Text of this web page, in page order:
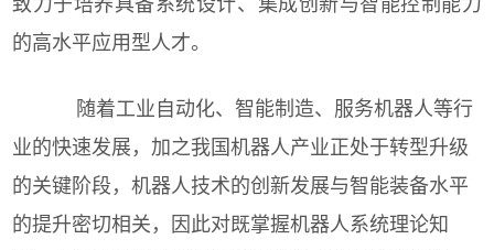
的高水平应用型人才。
随着工业自动化、智能制造、服务机器人等行
业的快速发展，加之我国机器人产业正处于转型升级
的关键阶段，机器人技术的创新发展与智能装备水平
的提升密切相关，因此对既掌握机器人系统理论知